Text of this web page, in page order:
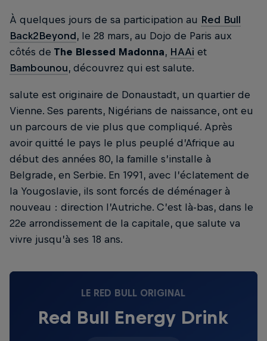
À quelques jours de sa participation au Red Bull
Back2Beyond, le 28 mars, au Dojo de Paris aux
côtés de The Blessed Madonna, HAAi et
Bambounou, découvrez qui est salute.
salute est originaire de Donaustadt, un quartier de
Vienne. Ses parents, Nigérians de naissance, ont eu
un parcours de vie plus que compliqué. Après
avoir quitté le pays le plus peuplé d’Afrique au
début des années 80, la famille s’installe à
Belgrade, en Serbie. En 1991, avec l’éclatement de
la Yougoslavie, ils sont forcés de déménager à
nouveau : direction l’Autriche. C’est là-bas, dans le
22e arrondissement de la capitale, que salute va
vivre jusqu’à ses 18 ans.
LE RED BULL ORIGINAL
Red Bull Energy Drink